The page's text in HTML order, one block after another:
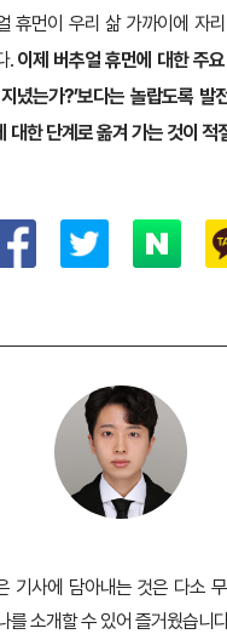
휴먼이 우리 삶 가까이에 자
. 이제 버추얼 휴먼에 대한 주
녔는가?’보다는 놀랍도록 발
대한 단계로 옮겨 가는 것이 적
기사에 담아내는 것은 다소
를 소개할 수 있어 즐거웠습니